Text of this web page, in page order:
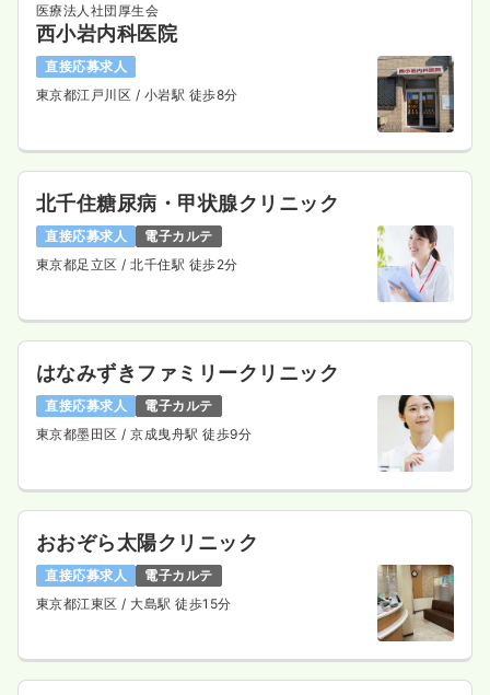
医療法人社団厚生会
西小岩内科医院
直接応募求人
東京都江戸川区 / 小岩駅 徒歩8分
北千住糖尿病・甲状腺クリニック
直接応募求人
電子カルテ
東京都足立区/ 北千住駅 徒歩2分
はなみずきファミリークリニック
直接応募求人
電子カルテ
東京都墨田区/ 京成曳舟駅 徒歩9分
おおぞら太陽クリニック
直接応募求人
電子カルテ
東京都江東区/ 大島駅 徒歩15分